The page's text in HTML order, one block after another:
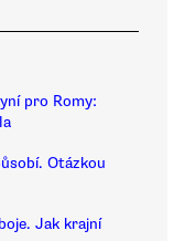
pro Romy:
Otázkou
Jak krajní